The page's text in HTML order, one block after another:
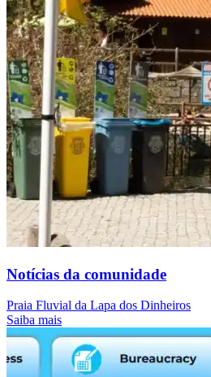
Notícias da comunidade
Praia Fluvial da Lapa dos Dinheiros
Saiba mais